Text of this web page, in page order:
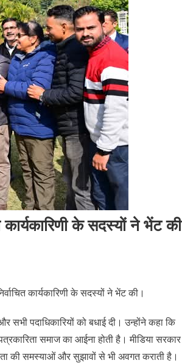
के सदस्यों ने भेंट की
कार्यकारिणी के सदस्यों ने भेंट की।
सभी पदाधिकारियों को बधाई दी। उन्होंने कहा कि
समाज का आईना होती है। मीडिया सरकार
की समस्याओं और सुझावों से भी अवगत कराती है।